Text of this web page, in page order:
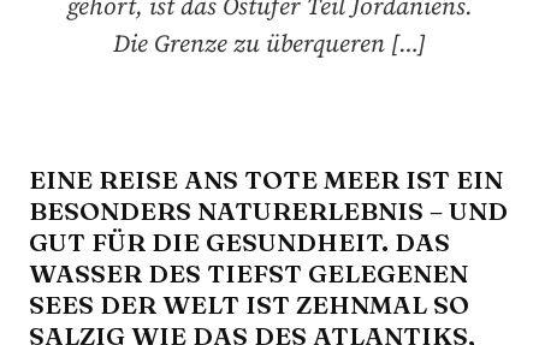
Die Grenze zu überqueren […]
EINE REISE ANS TOTE MEER IST EIN
BESONDERS NATURERLEBNIS – UND
GUT FÜR DIE GESUNDHEIT. DAS
WASSER DES TIEFST GELEGENEN
SEES DER WELT IST ZEHNMAL SO
SALZIG WIE DAS DES ATLANTIKS,